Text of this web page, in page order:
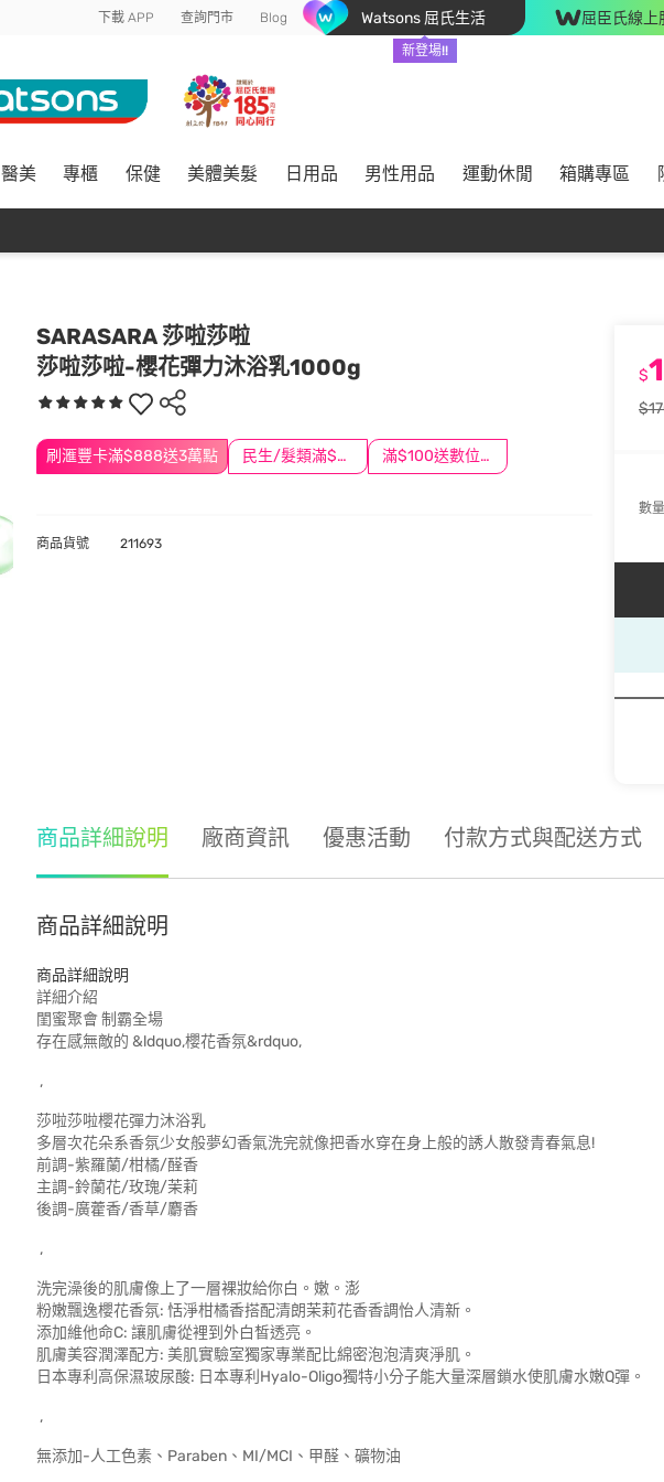
下載 APP 查詢門市 Blog Watsons 屈氏生活
新登場!!
屈臣氏線上
醫美 專櫃 保健 美體美髮 日用品 男性用品 運動休閒 箱購專區
SARASARA 莎啦莎啦
莎啦莎啦-櫻花彈力沐浴乳1000g
刷滙豐卡滿$888送3萬點 民生/髮類滿$388送舒潔冰巾 滿$100送數位印花
$
數量
商品貨號 211693
商品詳細說明 廠商資訊 優惠活動 付款方式與配送方式
商品詳細說明
商品詳細說明
詳細介紹
閨蜜聚會 制霸全場
存在感無敵的 &ldquo,櫻花香氛&rdquo,
,
莎啦莎啦櫻花彈力沐浴乳
多層次花朵系香氛少女般夢幻香氣洗完就像把香水穿在身上般的誘人散發青春氣息!
前調-紫羅蘭/柑橘/醛香
主調-鈴蘭花/玫瑰/茉莉
後調-廣藿香/香草/麝香
,
洗完澡後的肌膚像上了一層裸妝給你白。嫩。澎
粉嫩飄逸櫻花香氛: 恬淨柑橘香搭配清朗茉莉花香香調怡人清新。
添加維他命C: 讓肌膚從裡到外白皙透亮。
肌膚美容潤澤配方: 美肌實驗室獨家專業配比綿密泡泡清爽淨肌。
日本專利高保濕玻尿酸: 日本專利Hyalo-Oligo獨特小分子能大量深層鎖水使肌膚水嫩Q彈。
,
無添加-人工色素、Paraben、MI/MCI、甲醛、礦物油